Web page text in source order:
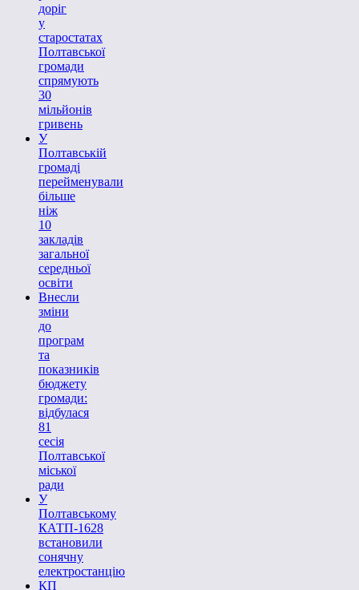
доріг
у
старостатах
Полтавської
громади
спрямують
30
мільйонів
гривень
У
Полтавській
громаді
перейменували
більше
ніж
10
закладів
загальної
середньої
освіти
Внесли
зміни
до
програм
та
показників
бюджету
громади:
відбулася
81
сесія
Полтавської
міської
ради
У
Полтавському
КАТП-1628
встановили
сонячну
електростанцію
КП